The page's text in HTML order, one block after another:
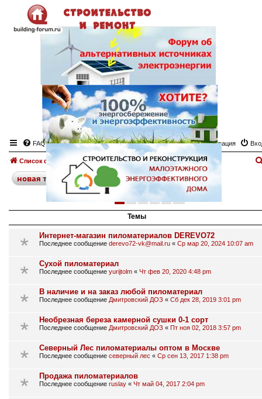
FAQ Регистрация
Список форумов Пиломатериалы Доска объявлений "Пиломатериалы"
новаятема поискрасширенный
4 след.
Темы
Интернет-магазин пиломатериалов DEREVO72
Последнее сообщение derevo72-vk@mail.ru « Ср мар 20, 2024 10:07 am
Сухой пиломатериал
Последнее сообщение yurijtolm « Чт фев 20, 2020 4:48 pm
В наличие и на заказ любой пиломатериал
Последнее сообщение Дмитровский ДОЗ « Сб дек 28, 2019 3:01 pm
Необрезная береза камерной сушки 0-1 сорт
Последнее сообщение Дмитровский ДОЗ « Пт ноя 02, 2018 3:57 pm
Северный Лес пиломатериалы оптом в Москве
Последнее сообщение северный лес « Ср сен 13, 2017 1:38 pm
Продажа пиломатериалов
Последнее сообщение ruslay « Чт май 04, 2017 2:04 pm